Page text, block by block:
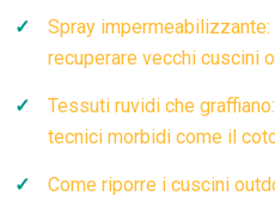
Spray
recuperare vecchi cuscini
Tessuti ruvidi che
tecnici morbidi come il
Come riporre i cuscini